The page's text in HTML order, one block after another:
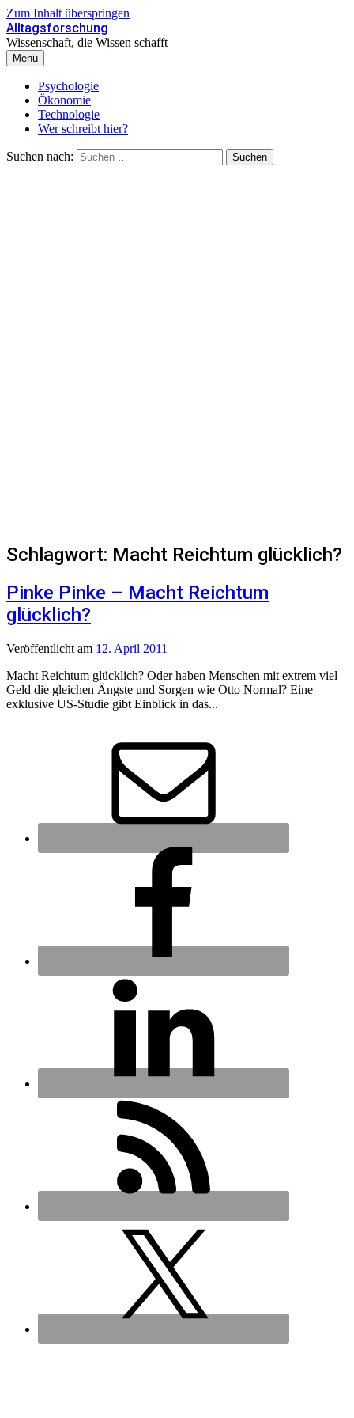
Zum Inhalt überspringen
Alltagsforschung
Wissenschaft, die Wissen schafft
Menü
Psychologie
Ökonomie
Technologie
Wer schreibt hier?
Suchen nach:
Schlagwort: Macht Reichtum glücklich?
Pinke Pinke – Macht Reichtum
glücklich?
Veröffentlicht am 12. April 2011
Macht Reichtum glücklich? Oder haben Menschen mit extrem viel
Geld die gleichen Ängste und Sorgen wie Otto Normal? Eine
exklusive US-Studie gibt Einblick in das...